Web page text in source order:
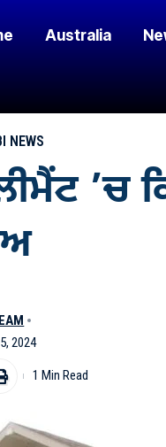
Australia
NEWS
’ਚ
2024
1 Min Read